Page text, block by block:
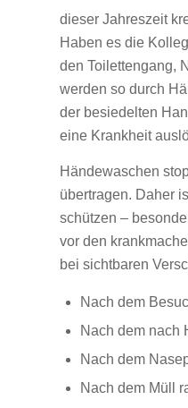
dieser Jahreszeit
Haben es die
den Toilettengang,
werden so durch
der besiedelten
eine Krankheit
Händewaschen
übertragen. Daher
schützen –
vor den
bei sichtbaren
Nach dem
Nach dem nach
Nach dem
Nach dem Müll